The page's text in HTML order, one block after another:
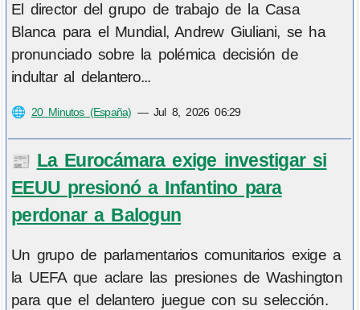
El director del grupo de trabajo de la Casa
Blanca para el Mundial, Andrew Giuliani, se ha
pronunciado sobre la polémica decisión de
indultar al delantero...
🌐 20 Minutos (España) —Jul 8, 2026 06:29
📰 La Eurocámara exige investigar si
EEUU presionó a Infantino para
perdonar a Balogun
Un grupo de parlamentarios comunitarios exige a
la UEFA que aclare las presiones de Washington
para que el delantero juegue con su selección.